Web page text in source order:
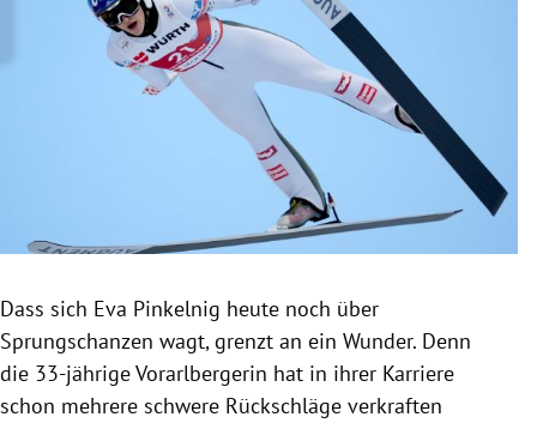
Untermenü
Untermenü
Untermenü
Dass sich Eva Pinkelnig heute noch über
Sprungschanzen wagt, grenzt an ein Wunder. Denn
die 33-jährige Vorarlbergerin hat in ihrer Karriere
schon mehrere schwere Rückschläge verkraften